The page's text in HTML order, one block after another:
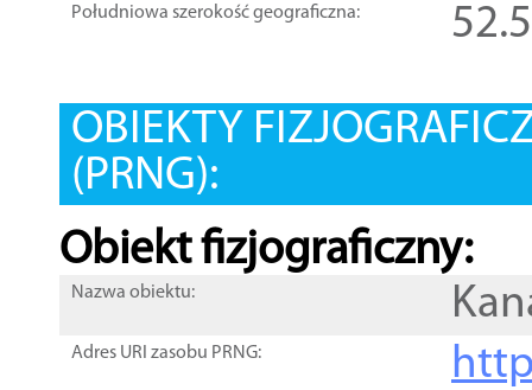
Południowa szerokość geograficzna:
OBIEKTY
(PRNG):
Obiekt fizjograficzny:
Nazwa obiektu:
Adres URI zasobu PRNG: